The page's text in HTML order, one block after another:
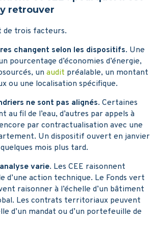
retrouver
de trois facteurs.
changent selon les dispositifs. Une
pourcentage d’économies d’énergie,
un audit préalable, un montant
ou une localisation spécifique.
ne sont pas alignés. Certaines
au fil de l’eau, d’autres par appels à
par contractualisation avec une
Un dispositif ouvert en janvier
mois plus tard.
varie. Les CEE raisonnent
d’une action technique. Le Fonds vert
raisonner à l’échelle d’un bâtiment
Les contrats territoriaux peuvent
d’un mandat ou d’un portefeuille de